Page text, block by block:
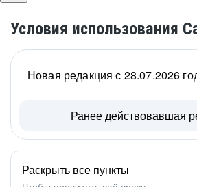
Условия использования
Новая редакция с 28.07.2026
Ранее действовавшая
Раскрыть все пункты